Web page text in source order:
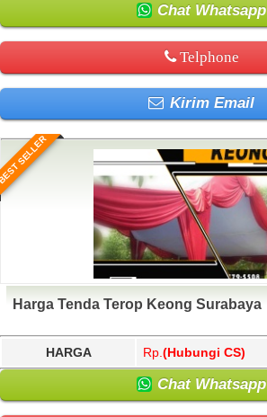
Chat Whatsapp
Telphone
Kirim Email
SELLER
Harga Tenda Terop Keong Surabaya
HARGA Rp. (Hubungi CS)
Chat Whatsapp